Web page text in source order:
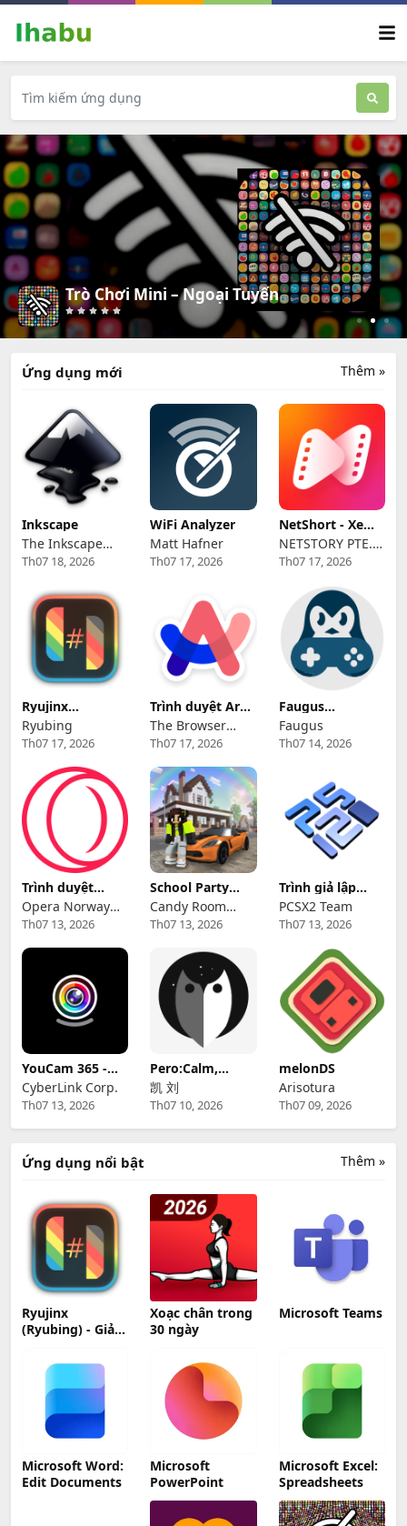
Yoga for Beginners | Nandy
Thêm »
Ứng dụng mới
Inkscape
The Inkscape
Community
Th07 18, 2026
WiFi Analyzer
Matt Hafner
Th07 17, 2026
NetShort - Xem
Phim Ngắn Giải
Trí Độc Đáo
NETSTORY PTE.
LTD.
Th07 17, 2026
Ryujinx
(Ryubing) - Giả
lập Nintendo
Switch trên
Ryubing
Th07 17, 2026
Trình duyệt Arc
cho Windows
The Browser
Company
Th07 17, 2026
Faugus
Launcher
Faugus
Th07 14, 2026
Trình duyệt
Opera GX
Opera Norway
AS
Th07 13, 2026
School Party
Craft
Candy Room
Games &
Th07 13, 2026
Trình giả lập
PCSX2 cho Linux
PCSX2 Team
Th07 13, 2026
YouCam 365 -
Webcam
Software
CyberLink Corp.
Th07 13, 2026
Pero:Calm,
Relax, Focus
Sounds
凯 刘
Th07 10, 2026
melonDS
Arisotura
Th07 09, 2026
Thêm »
Ứng dụng nổi bật
Ryujinx
(Ryubing) - Giả
Switch trên
Linux
Xoạc chân trong
30 ngày
Microsoft Teams
Microsoft Word:
Edit Documents
Microsoft
PowerPoint
Microsoft Excel:
Spreadsheets